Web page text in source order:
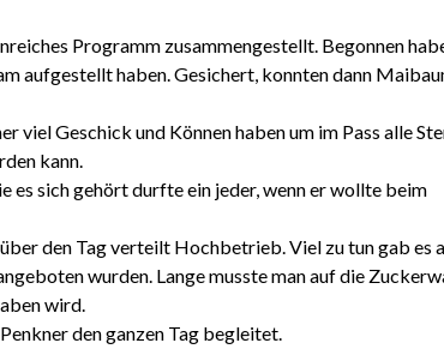
Programm zusammengestellt. Begonnen
aufgestellt haben. Gesichert, konnten dann
viel Geschick und Können haben um im Pass alle
kann.
es sich gehört durfte ein jeder, wenn er wollte beim
den Tag verteilt Hochbetrieb. Viel zu tun gab es
wurden. Lange musste man auf die
wird.
den ganzen Tag begleitet.